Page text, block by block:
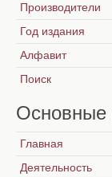
Производители
Год издания
Алфавит
Поиск
Основные
Главная
Деятельность